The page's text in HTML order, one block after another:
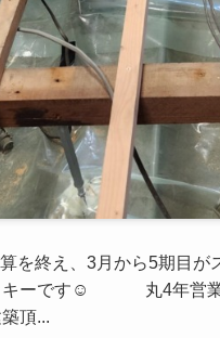
を終え、3月から5期目
キーです☺ 丸4年営業
頂...